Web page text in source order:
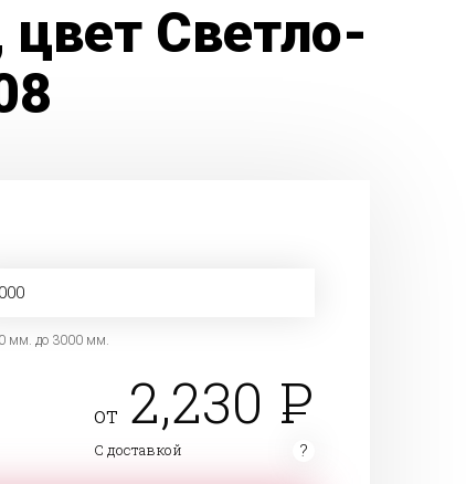
Светло-
мм. до 3000 мм.
от 2,230
С доставкой